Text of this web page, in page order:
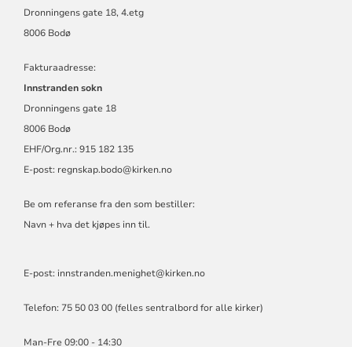
Dronningens gate 18, 4.etg
8006 Bodø
Fakturaadresse:
Innstranden sokn
Dronningens gate 18
8006 Bodø
EHF/Org.nr.: 915 182 135
E-post: regnskap.bodo@kirken.no
Be om referanse fra den som bestiller:
Navn + hva det kjøpes inn til.
E-post: innstranden.menighet@kirken.no
Telefon: 75 50 03 00 (felles sentralbord for alle kirker)
Man-Fre 09:00 - 14:30